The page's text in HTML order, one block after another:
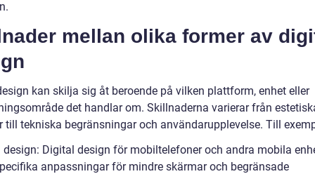
mellan olika former av
kan skilja sig åt beroende på vilken plattform, enhet eller
det handlar om. Skillnaderna varierar från
till tekniska begränsningar och användarupplevelse. Till
design: Digital design för mobiltelefoner och andra mobila
anpassningar för mindre skärmar och begränsade